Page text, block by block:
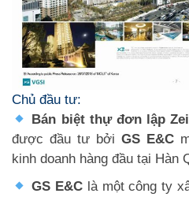
Chủ đầu tư:
Bán biệt thự đơn lập
được đầu tư bởi GS E&C
kinh doanh hàng đầu tại Hàn
GS E&Clà một công ty